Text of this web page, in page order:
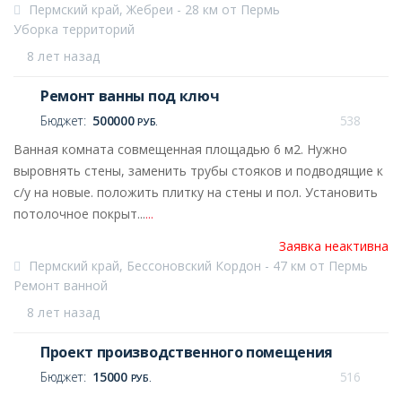
8 лет назад
Пермский край, Жебреи - 28 км от Пермь
Уборка территорий
Ремонт ванны под ключ
Бюджет: 500000РУБ.
538
Ванная комната совмещенная площадью 6 м2. Нужно
выровнять стены, заменить трубы стояков и подводящие к
с/у на новые. положить плитку на стены и пол. Установить
потолочное покрыт......
Заявка неактивна
8 лет назад
Пермский край, Бессоновский Кордон - 47 км от Пермь
Ремонт ванной
Проект производственного помещения
Бюджет: 15000 РУБ.
516